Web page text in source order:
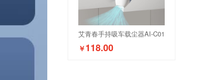
艾青春手持吸车载尘器AI-C01
￥118.00